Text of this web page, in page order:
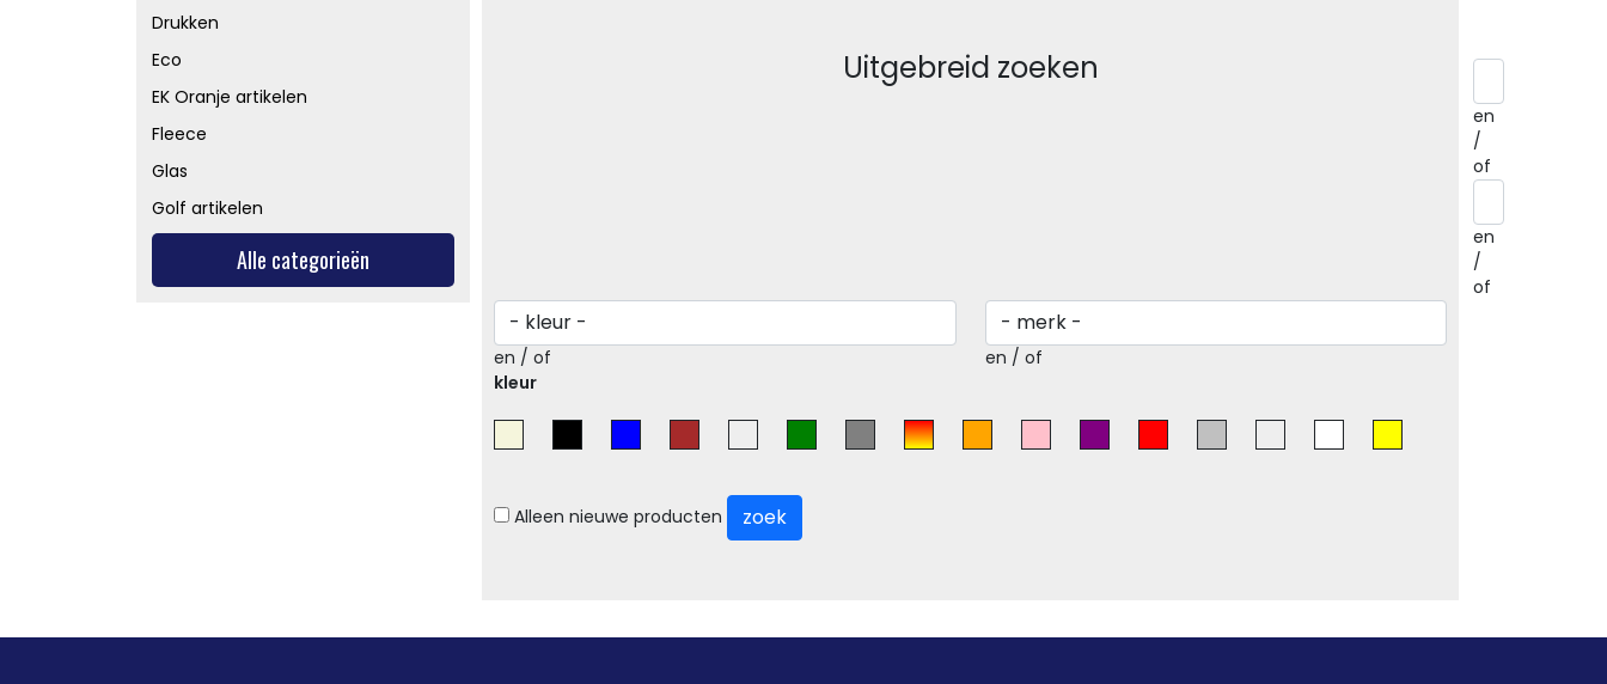
Drukken
Eco
EK Oranje artikelen
Fleece
Glas
Golf artikelen
Alle categorieën
Uitgebreid zoeken
en
/
of
en
/
of
en / of
en / of
kleur
Alleen nieuwe producten zoek